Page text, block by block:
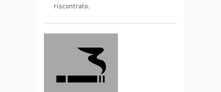
riscontrato.